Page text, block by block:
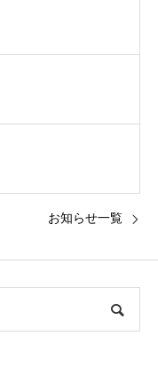
お知らせ一覧